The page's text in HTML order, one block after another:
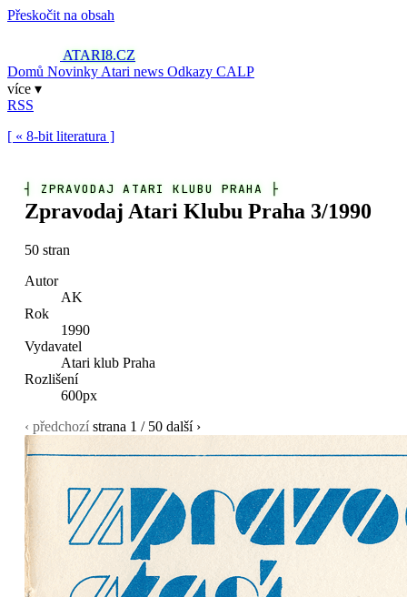
Přeskočit na obsah
ATARI8.CZ
Domů Novinky Atari news Odkazy CALP
více ▾
RSS
[ « 8-bit literatura ]
┤ ZPRAVODAJ ATARI KLUBU PRAHA ├
Zpravodaj Atari Klubu Praha 3/1990
50 stran
Autor
AK
Rok
1990
Vydavatel
Atari klub Praha
Rozlišení
600px
‹ předchozí strana 1 / 50 další ›